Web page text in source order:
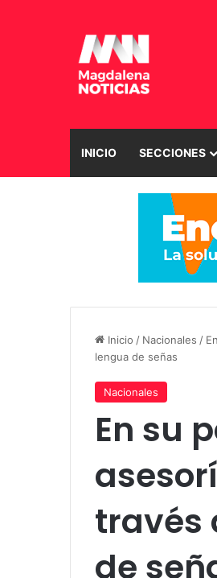
INICIO SECCIONES
Inicio / Nacionales /
lengua de señas
Nacionales
En su
través
de